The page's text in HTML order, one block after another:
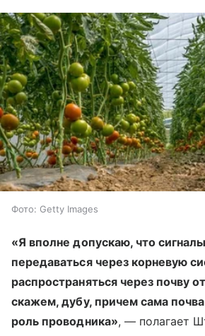
Фото: Getty Images
«Я вполне допускаю, что
передаваться через корневую
распространяться через почву
скажем, дубу, причем сама
роль проводника», — полагает